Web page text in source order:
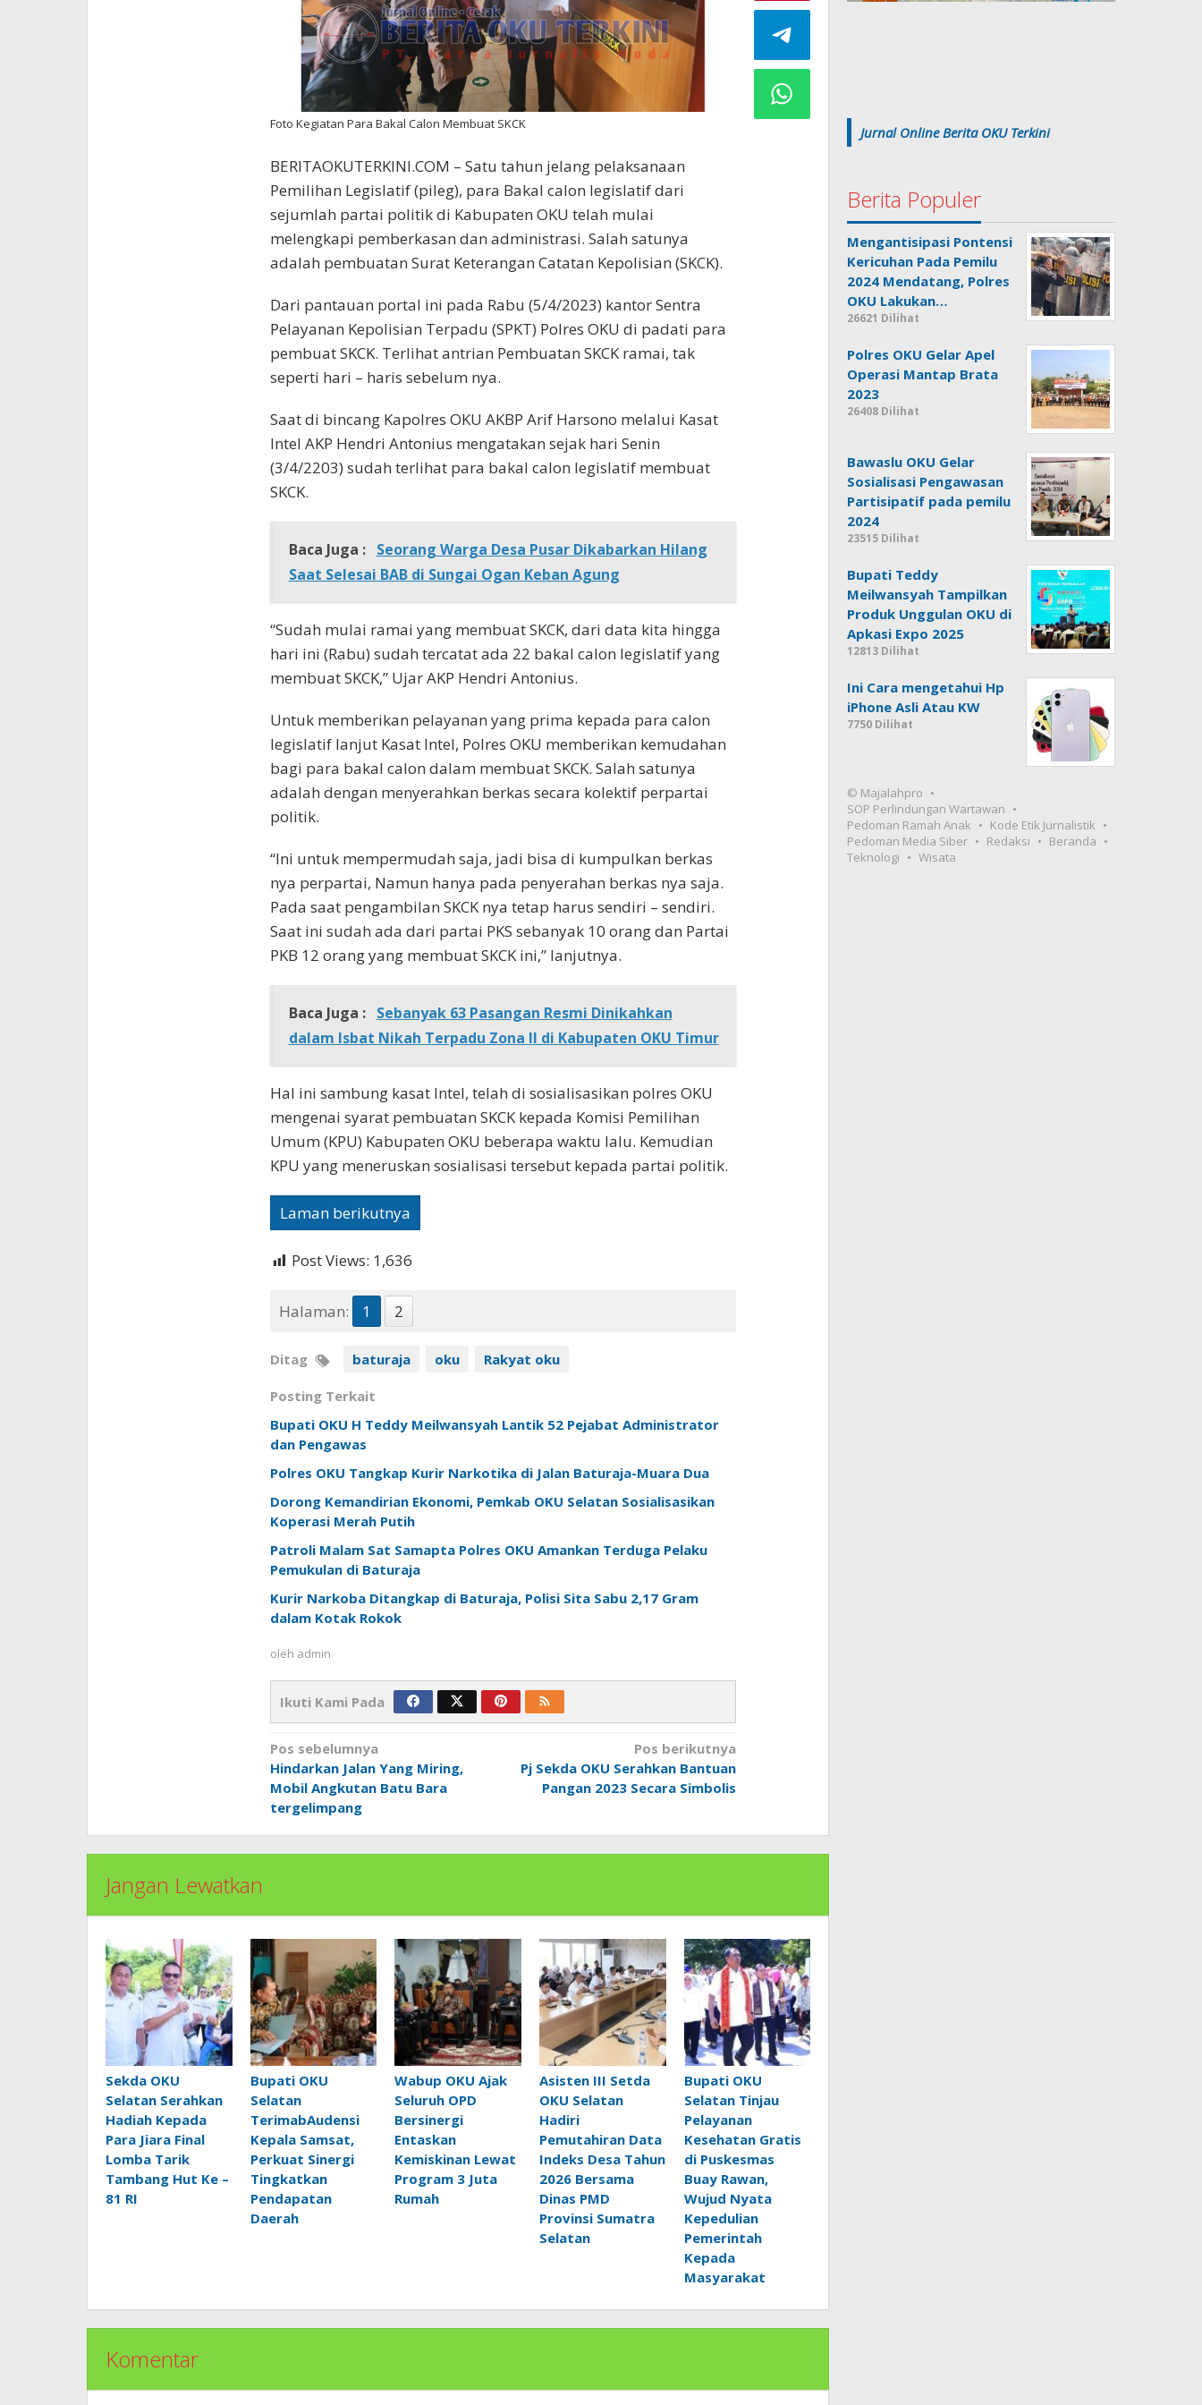
Foto Kegiatan Para Bakal Calon Membuat SKCK
BERITAOKUTERKINI.COM – Satu tahun jelang pelaksanaan
Pemilihan Legislatif (pileg), para Bakal calon legislatif dari
sejumlah partai politik di Kabupaten OKU telah mulai
melengkapi pemberkasan dan administrasi. Salah satunya
adalah pembuatan Surat Keterangan Catatan Kepolisian (SKCK).
Dari pantauan portal ini pada Rabu (5/4/2023) kantor Sentra
Pelayanan Kepolisian Terpadu (SPKT) Polres OKU di padati para
pembuat SKCK. Terlihat antrian Pembuatan SKCK ramai, tak
seperti hari – haris sebelum nya.
Saat di bincang Kapolres OKU AKBP Arif Harsono melalui Kasat
Intel AKP Hendri Antonius mengatakan sejak hari Senin
(3/4/2203) sudah terlihat para bakal calon legislatif membuat
SKCK.
Baca Juga : Seorang Warga Desa Pusar Dikabarkan Hilang
Saat Selesai BAB di Sungai Ogan Keban Agung
“Sudah mulai ramai yang membuat SKCK, dari data kita hingga
hari ini (Rabu) sudah tercatat ada 22 bakal calon legislatif yang
membuat SKCK,” Ujar AKP Hendri Antonius.
Untuk memberikan pelayanan yang prima kepada para calon
legislatif lanjut Kasat Intel, Polres OKU memberikan kemudahan
bagi para bakal calon dalam membuat SKCK. Salah satunya
adalah dengan menyerahkan berkas secara kolektif perpartai
politik.
“Ini untuk mempermudah saja, jadi bisa di kumpulkan berkas
nya perpartai, Namun hanya pada penyerahan berkas nya saja.
Pada saat pengambilan SKCK nya tetap harus sendiri – sendiri.
Saat ini sudah ada dari partai PKS sebanyak 10 orang dan Partai
PKB 12 orang yang membuat SKCK ini,” lanjutnya.
Baca Juga : Sebanyak 63 Pasangan Resmi Dinikahkan
dalam Isbat Nikah Terpadu Zona II di Kabupaten OKU Timur
Hal ini sambung kasat Intel, telah di sosialisasikan polres OKU
mengenai syarat pembuatan SKCK kepada Komisi Pemilihan
Umum (KPU) Kabupaten OKU beberapa waktu lalu. Kemudian
KPU yang meneruskan sosialisasi tersebut kepada partai politik.
Laman berikutnya
Post Views: 1,636
Halaman: 1 2
Ditag baturaja oku Rakyat oku
Posting Terkait
Bupati OKU H Teddy Meilwansyah Lantik 52 Pejabat Administrator
dan Pengawas
Polres OKU Tangkap Kurir Narkotika di Jalan Baturaja-Muara Dua
Dorong Kemandirian Ekonomi, Pemkab OKU Selatan Sosialisasikan
Koperasi Merah Putih
Patroli Malam Sat Samapta Polres OKU Amankan Terduga Pelaku
Pemukulan di Baturaja
Kurir Narkoba Ditangkap di Baturaja, Polisi Sita Sabu 2,17 Gram
dalam Kotak Rokok
oleh admin
Ikuti Kami Pada
Navigasi
pos
Pos sebelumnya
Hindarkan Jalan Yang Miring,
Mobil Angkutan Batu Bara
tergelimpang
Pos berikutnya
Pj Sekda OKU Serahkan Bantuan
Pangan 2023 Secara Simbolis
Jangan Lewatkan
Sekda OKU
Selatan Serahkan
Hadiah Kepada
Para Jiara Final
Lomba Tarik
Tambang Hut Ke –
81 RI
Bupati OKU
Selatan
TerimabAudensi
Kepala Samsat,
Perkuat Sinergi
Tingkatkan
Pendapatan
Daerah
Wabup OKU Ajak
Seluruh OPD
Bersinergi
Entaskan
Kemiskinan Lewat
Program 3 Juta
Rumah
Asisten III Setda
OKU Selatan
Hadiri
Pemutahiran Data
Indeks Desa Tahun
2026 Bersama
Dinas PMD
Provinsi Sumatra
Selatan
Bupati OKU
Selatan Tinjau
Pelayanan
Kesehatan Gratis
di Puskesmas
Buay Rawan,
Wujud Nyata
Kepedulian
Pemerintah
Kepada
Masyarakat
Komentar
Jurnal Online Berita OKU Terkini
Berita Populer
Mengantisipasi Pontensi
Kericuhan Pada Pemilu
2024 Mendatang, Polres
OKU Lakukan…
26621 Dilihat
Polres OKU Gelar Apel
Operasi Mantap Brata
2023
26408 Dilihat
Bawaslu OKU Gelar
Sosialisasi Pengawasan
Partisipatif pada pemilu
2024
23515 Dilihat
Bupati Teddy
Meilwansyah Tampilkan
Produk Unggulan OKU di
Apkasi Expo 2025
12813 Dilihat
Ini Cara mengetahui Hp
iPhone Asli Atau KW
7750 Dilihat
© Majalahpro
SOP Perlindungan Wartawan
Pedoman Ramah Anak
Kode Etik Jurnalistik
Pedoman Media Siber
Redaksi
Beranda
Teknologi
Wisata